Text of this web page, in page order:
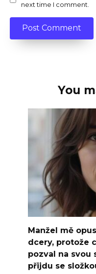
next time I comment.
You
Manžel mě
dcery, protože
pozval na svou
přijdu se